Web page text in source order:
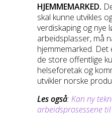
HJEMMEMARKED.
skal kunne utvikles
verdiskaping og nye
arbeidsplasser, må
hjemmemarked. Det
de store offentlige
helseforetak og
utvikler norske
Les også:Kan ny
arbeidsprosessene